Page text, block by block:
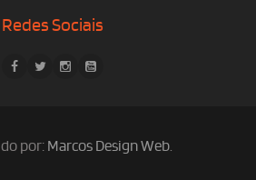
Redes Sociais
por: Marcos Design Web.